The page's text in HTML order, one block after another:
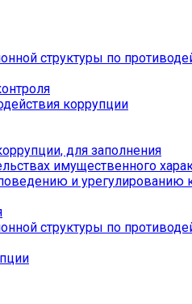
структуры по
коррупции
для заполнения
имущественного
и урегулированию
структуры по